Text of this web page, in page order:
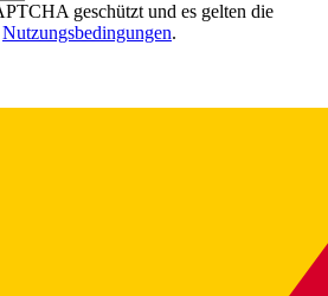
geschützt und es gelten die
Nutzungsbedingungen.